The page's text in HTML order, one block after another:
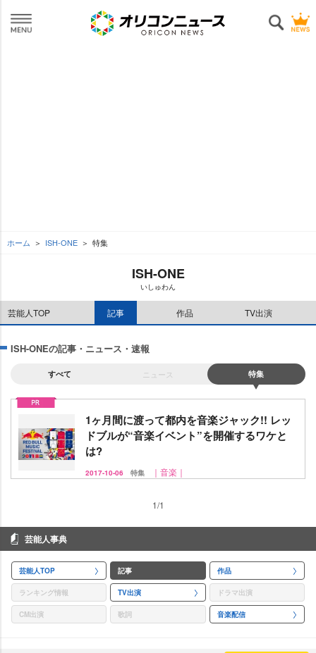
ホーム ISH-ONE 特集
ISH-ONE
いしゅわん
芸能人TOP 記事 作品 TV出演
ISH-ONEの記事・ニュース・速報
すべて ニュース 特集
1ヶ月間に渡って都内を音楽ジャック!! レッ
ドブルが“音楽イベント”を開催するワケと
は?
2017-10-06 特集 ｜音楽｜
1/1
芸能人事典
芸能人TOP 記事 作品
ランキング情報 TV出演 ドラマ出演
CM出演 歌詞 音楽配信